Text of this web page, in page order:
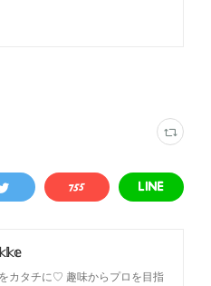
カタチに♡ 趣味からプロを目指